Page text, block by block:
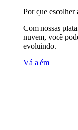
Por que escolher
Com nossas
nuvem, você
evoluindo.
Vá além